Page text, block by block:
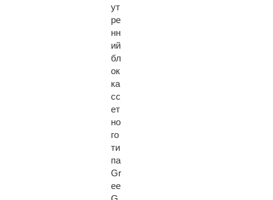
ут
ре
нн
ий
бл
ок
ка
сс
ет
но
го
ти
па
Gr
ee